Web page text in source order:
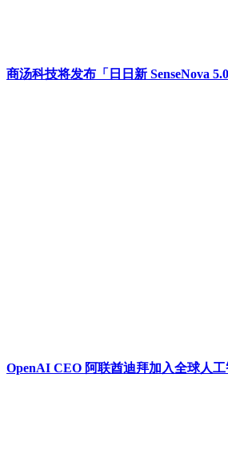
商汤科技将发布「日日新 SenseNova
​OpenAI CEO 阿联酋迪拜加入全球人工